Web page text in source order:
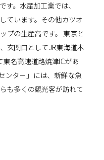
す。水産加工業では、
ています。その他カツオ
プの生産高です。 東京と
玄関口としてJR東海道本
名高速道路焼津ICがあ
ンター」には、新鮮な魚
も多くの観光客が訪れて